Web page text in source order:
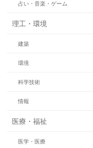
占い・音楽・ゲーム
理工・環境
建築
環境
科学技術
情報
医療・福祉
医学・医療